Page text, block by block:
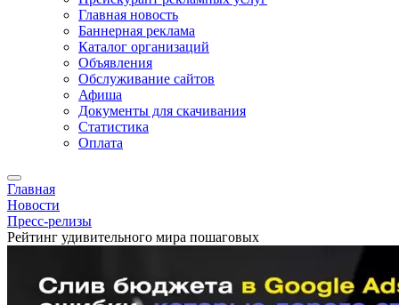
Главная новость
Баннерная реклама
Каталог организаций
Объявления
Обслуживание сайтов
Афиша
Документы для скачивания
Статистика
Оплата
Главная
Новости
Пресс-релизы
Рейтинг удивительного мира пошаговых